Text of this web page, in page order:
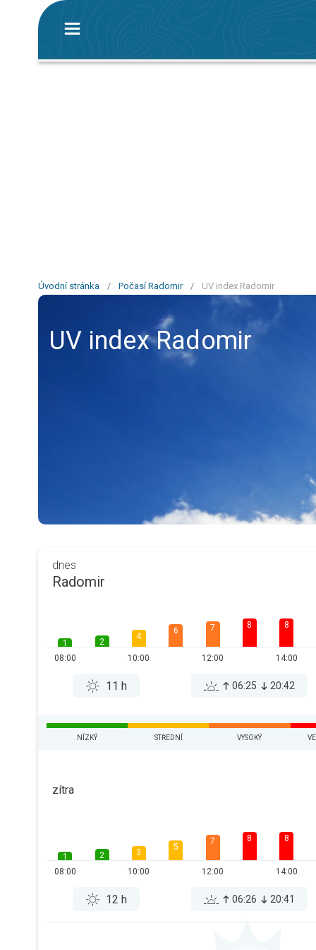
Úvodní stránka / Počasí Radomir / UV index Radomir
UV index Radomir
dnes
Radomir
1
08:00
2
4
10:00
6 7
12:00
8 8
14:00
11 h 06:25 20:42
NÍZKÝ STŘEDNÍ VYSOKÝ
zítra
1
08:00
2
3
10:00
5
7
12:00
8 8
14:00
12 h 06:26 20:41